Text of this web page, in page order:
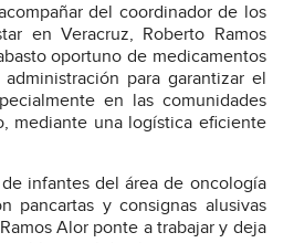
del coordinador de los
en Veracruz, Roberto Ramos
oportuno de medicamentos
para garantizar el
en las comunidades
mediante una logística eficiente
infantes del área de oncología
pancartas y consignas alusivas
Alor ponte a trabajar y deja